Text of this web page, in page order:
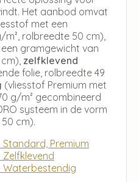
Het aanbod omvat
met een
rolbreedte 50 cm),
gramgewicht van
zelfklevend
folie, rolbreedte 49
(vliesstof Premium met
g/m² gecombineerd
systeem in de vorm
cm).
Premium
Waterbestendig